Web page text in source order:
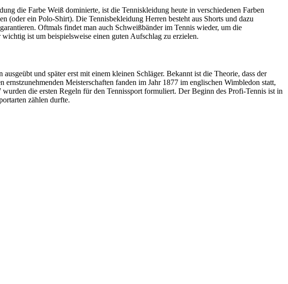
die Farbe Weiß dominierte, ist die Tenniskleidung heute in verschiedenen Farben
ein Polo-Shirt). Die Tennisbekleidung Herren besteht aus Shorts und dazu
Oftmals findet man auch Schweißbänder im Tennis wieder, um die
ist um beispielsweise einen guten Aufschlag zu erzielen.
und später erst mit einem kleinen Schläger. Bekannt ist die Theorie, dass der
Meisterschaften fanden im Jahr 1877 im englischen Wimbledon statt,
die ersten Regeln für den Tennissport formuliert. Der Beginn des Profi-Tennis ist in
zählen durfte.